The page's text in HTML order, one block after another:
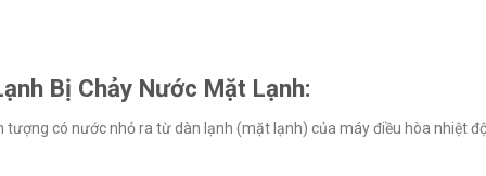
Bị Chảy Nước Mặt Lạnh:
có nước nhỏ ra từ dàn lạnh (mặt lạnh) của máy điều hòa nhiệt